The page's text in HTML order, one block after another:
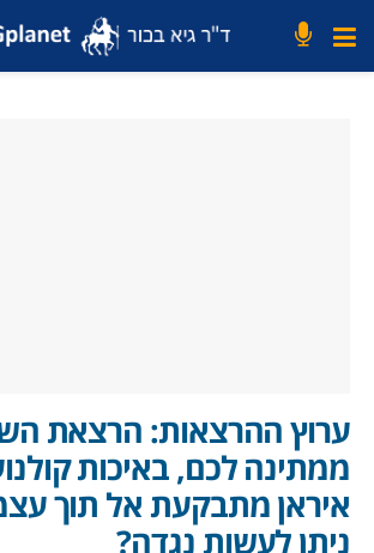
ערוץ ההרצאות: הרצאת
ממתינה לכם, באיכות
איראן מתבקעת אל תוך
ניתן לעשות נגדה?